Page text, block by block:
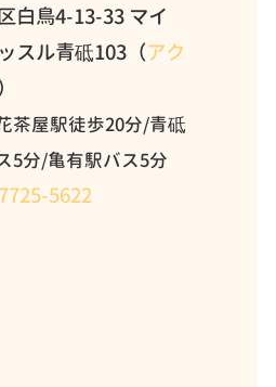
白鳥4-13-33 マイ
スル青砥103（アク
茶屋駅徒歩20分/青砥
5分/亀有駅バス5分
5622